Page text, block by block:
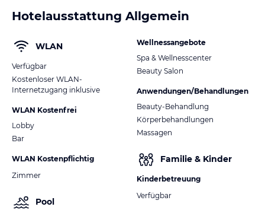
Hotelausstattung Allgemein
WLAN
Verfügbar
Kostenloser WLAN-
Internetzugang inklusive
WLAN Kostenfrei
Lobby
Bar
WLAN Kostenpflichtig
Zimmer
Pool
Wellnessangebote
Spa & Wellnesscenter
Beauty Salon
Anwendungen/Behandlungen
Beauty-Behandlung
Körperbehandlungen
Massagen
Familie & Kinder
Kinderbetreuung
Verfügbar